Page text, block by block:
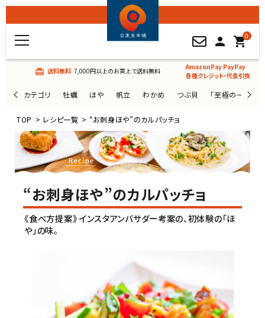
person 0
shopping_cart
card_giftcard 送料無料 7,000円以上のお買上で送料無料
AmazonPay PayPay
各種クレジット・代金引換
カテゴリ 牡蠣 ほや 帆立 わかめ つぶ貝 「至極の一杯」
TOP > レシピ一覧 > “お刺身ほや”のカルパッチョ
“お刺身ほや”のカルパッチョ
《食べ方提案》 インスタアンバサダー考案の、初体験の「ほ
や」の味。